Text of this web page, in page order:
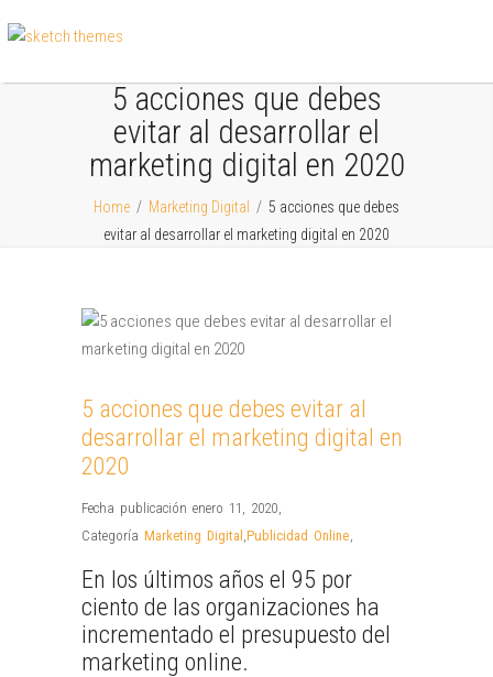
5 acciones que debes
evitar al desarrollar el
marketing digital en 2020
Home / Marketing Digital / 5 acciones que debes
evitar al desarrollar el marketing digital en 2020
5 acciones que debes evitar al
desarrollar el marketing digital en
2020
Fecha publicación enero 11, 2020,
Categoría Marketing Digital ,Publicidad Online,
En los últimos años el 95 por
ciento de las organizaciones ha
incrementado el presupuesto del
marketing online.